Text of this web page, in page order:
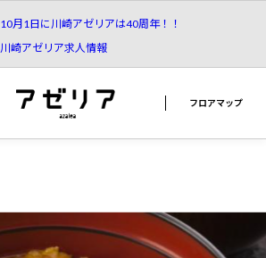
10月1日に川崎アゼリアは40周年！！
川崎アゼリア求人情報
フロアマップ